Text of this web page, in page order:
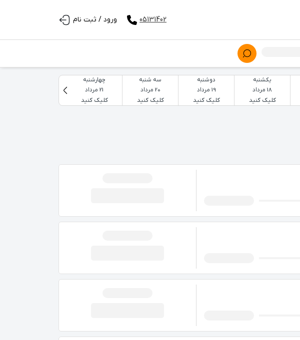
05131402 ورود / ثبت نام
یکشنبه
18 مرداد
کلیک کنید
دوشنبه
19 مرداد
کلیک کنید
سه شنبه
20 مرداد
کلیک کنید
چهارشنبه
21 مرداد
کلیک کنید